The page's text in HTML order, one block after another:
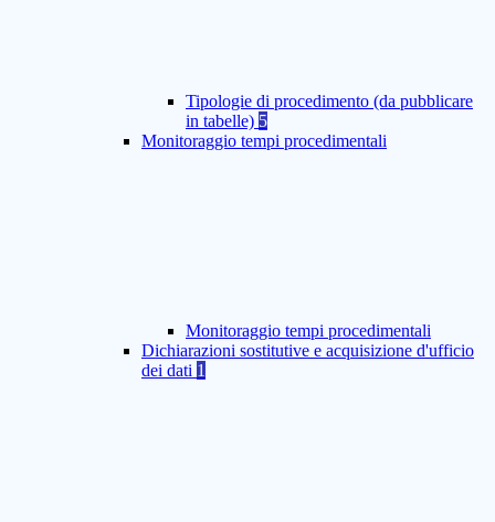
Tipologie di procedimento (da pubblicare
in tabelle) 5
Monitoraggio tempi procedimentali
Monitoraggio tempi procedimentali
Dichiarazioni sostitutive e acquisizione d'ufficio
dei dati 1